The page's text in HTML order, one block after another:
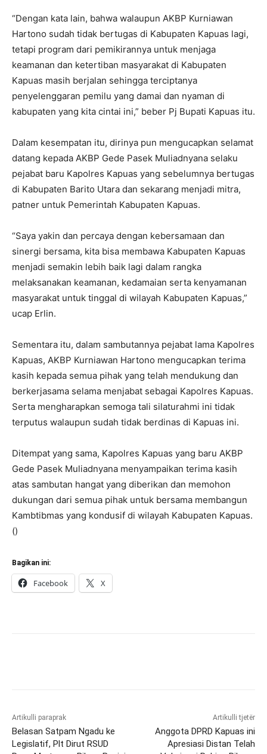
“Dengan kata lain, bahwa walaupun AKBP Kurniawan
Hartono sudah tidak bertugas di Kabupaten Kapuas lagi,
tetapi program dari pemikirannya untuk menjaga
keamanan dan ketertiban masyarakat di Kabupaten
Kapuas masih berjalan sehingga terciptanya
penyelenggaran pemilu yang damai dan nyaman di
kabupaten yang kita cintai ini,” beber Pj Bupati Kapuas itu.
Dalam kesempatan itu, dirinya pun mengucapkan selamat
datang kepada AKBP Gede Pasek Muliadnyana selaku
pejabat baru Kapolres Kapuas yang sebelumnya bertugas
di Kabupaten Barito Utara dan sekarang menjadi mitra,
patner untuk Pemerintah Kabupaten Kapuas.
“Saya yakin dan percaya dengan kebersamaan dan
sinergi bersama, kita bisa membawa Kabupaten Kapuas
menjadi semakin lebih baik lagi dalam rangka
melaksanakan keamanan, kedamaian serta kenyamanan
masyarakat untuk tinggal di wilayah Kabupaten Kapuas,”
ucap Erlin.
Sementara itu, dalam sambutannya pejabat lama Kapolres
Kapuas, AKBP Kurniawan Hartono mengucapkan terima
kasih kepada semua pihak yang telah mendukung dan
berkerjasama selama menjabat sebagai Kapolres Kapuas.
Serta mengharapkan semoga tali silaturahmi ini tidak
terputus walaupun sudah tidak berdinas di Kapuas ini.
Ditempat yang sama, Kapolres Kapuas yang baru AKBP
Gede Pasek Muliadnyana menyampaikan terima kasih
atas sambutan hangat yang diberikan dan memohon
dukungan dari semua pihak untuk bersama membangun
Kambtibmas yang kondusif di wilayah Kabupaten Kapuas.
()
Bagikan ini:
Facebook X
Artikulli paraprak
Belasan Satpam Ngadu ke
Legislatif, Plt Dirut RSUD
Artikulli tjetër
Anggota DPRD Kapuas ini
Apresiasi Distan Telah